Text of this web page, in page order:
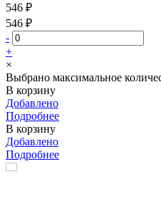
546 ₽
546 ₽
-
+
×
Выбрано максимальное
В корзину
Добавлено
Подробнее
В корзину
Добавлено
Подробнее